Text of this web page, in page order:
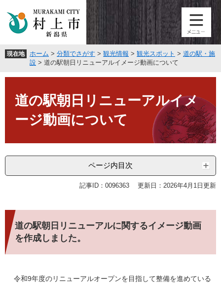
頭
す
飛
し
現在地 ホーム > 分類でさがす > 観光情報 > 観光スポット > 道の駅・施
設 > 道の駅朝日リニューアルイメージ動画について
道の駅朝日リニューアルイメ
ージ動画について
ページ内目次
記事ID：0096363 更新日：2026年4月1日更新
道の駅朝日リニューアルに関するイメージ動画
を作成しました。
令和9年度のリニューアルオープンを目指して整備を進めている